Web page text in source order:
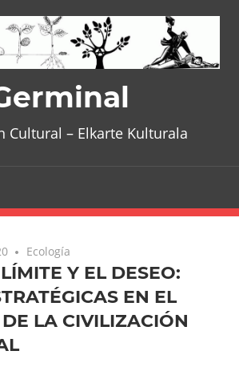
Cultural – Elkarte Kulturala
Ecología
Y EL DESEO:
EN EL
LA CIVILIZACIÓN